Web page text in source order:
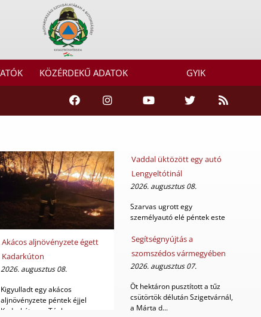
KÖZÉRDEKŰ ADATOK GYIK
Akácos aljnövényzete égett
Kadarkúton
2026. augusztus 08.
Kigyulladt egy akácos
aljnövényzete péntek éjjel
Kadarkúton, a Téglagy...
Vaddal üktözött egy autó
Lengyeltótinál
2026. augusztus 08.
Szarvas ugrott egy
személyautó elé péntek este
Segítségnyújtás a
szomszédos vármegyében
2026. augusztus 07.
Öt hektáron pusztított a tűz
csütörtök délután Szigetvárnál,
a Márta d...